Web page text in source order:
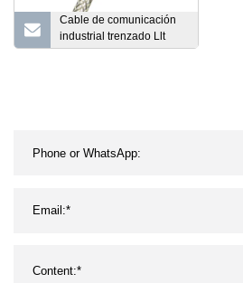
Cable de comunicación
industrial trenzado Llt
utilizado para sistemas de